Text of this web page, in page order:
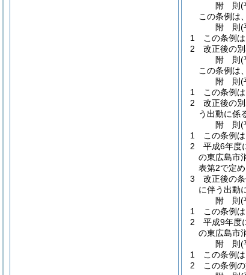
附 則(
この条例は
附 則(
1
この条例
2
改正後の
附 則(
この条例は
附 則(
1
この条例
2
改正後の
う出動に係
附 則(
1
この条例
2
平成6年度
の東広島市
表第2で定
3
改正後の
に伴う出動
附 則(
1
この条例
2
平成9年度
の東広島市
附 則(
1
この条例
2
この条例